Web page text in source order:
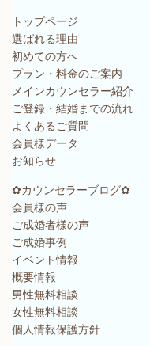
トップページ
選ばれる理由
初めての方へ
プラン・料金のご案内
メインカウンセラー紹介
ご登録・結婚までの流れ
よくあるご質問
会員様データ
お知らせ
✿カウンセラーブログ✿
会員様の声
ご成婚者様の声
ご成婚事例
イベント情報
概要情報
男性無料相談
女性無料相談
個人情報保護方針